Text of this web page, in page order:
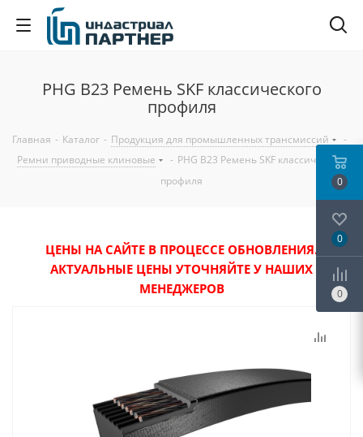
PHG B23 Ремень SKF классического
профиля
Главная - Каталог - Продукция для промышленных трансмиссий
-
Ремни приводные клиновые
- PHG B23 Ремень SKF классического
профиля
ЦЕНЫ НА САЙТЕ В ПРОЦЕССЕ ОБНОВЛЕНИЯ.
АКТУАЛЬНЫЕ ЦЕНЫ УТОЧНЯЙТЕ У НАШИХ
МЕНЕДЖЕРОВ
0
0
0